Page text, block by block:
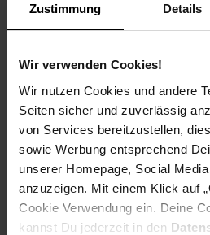
Zustimmung Details
Wir verwenden Cookies!
Wir nutzen Cookies und andere
Seiten sicher und zuverlässig
von Services bereitzustellen,
sowie Werbung entsprechend
unserer Homepage, Social
anzuzeigen. Mit einem Klick auf
Cookie Verwendung ein. Deine
kannst Du jederzeit in den
PAYBACK
Payback Punkte
Produktbeschreibung